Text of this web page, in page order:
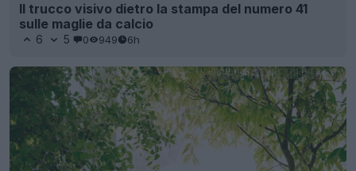
Il trucco visivo dietro la stampa del numero 41
sulle maglie da calcio
6 5 0 949 6h